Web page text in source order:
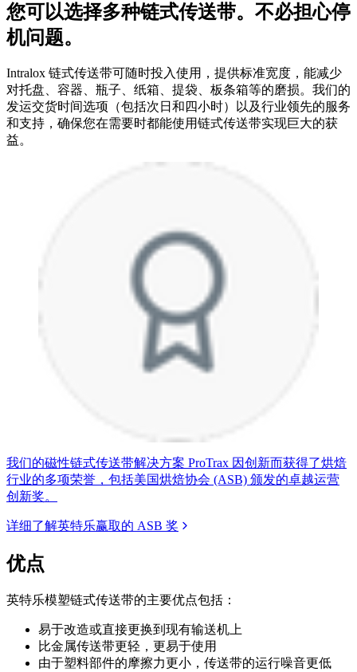
您可以选择多种链式传送带。不必担心停
机问题。
Intralox 链式传送带可随时投入使用，提供标准宽度，能减少
对托盘、容器、瓶子、纸箱、提袋、板条箱等的磨损。我们的
发运交货时间选项（包括次日和四小时）以及行业领先的服务
和支持，确保您在需要时都能使用链式传送带实现巨大的获
益。
我们的磁性链式传送带解决方案 ProTrax 因创新而获得了烘焙
行业的多项荣誉，包括美国烘焙协会 (ASB) 颁发的卓越运营
创新奖。
详细了解英特乐赢取的 ASB 奖
优点
英特乐模塑链式传送带的主要优点包括：
易于改造或直接更换到现有输送机上
比金属传送带更轻，更易于使用
由于塑料部件的摩擦力更小，传送带的运行噪音更低